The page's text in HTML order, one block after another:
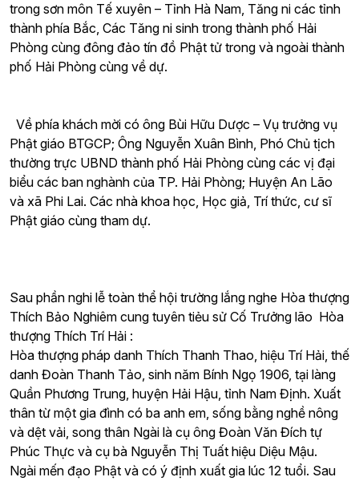
trong sơn môn Tế xuyên – Tỉnh Hà Nam, Tăng ni các tỉnh
thành phía Bắc, Các Tăng ni sinh trong thành phố Hải
Phòng cùng đông đảo tín đồ Phật tử trong và ngoài thành
phố Hải Phòng cùng về dự.
Về phía khách mời có ông Bùi Hữu Dược – Vụ trưởng vụ
Phật giáo BTGCP; Ông Nguyễn Xuân Bình, Phó Chủ tịch
thường trực UBND thành phố Hải Phòng cùng các vị đại
biểu các ban nghành của TP. Hải Phòng; Huyện An Lão
và xã Phi Lai. Các nhà khoa học, Học giả, Trí thức, cư sĩ
Phật giáo cùng tham dự.
Sau phần nghi lễ toàn thể hội trường lắng nghe Hòa thượng
Thích Bảo Nghiêm cung tuyên tiẻu sử Cố Trưởng lão Hòa
thượng Thích Trí Hải :
Hòa thượng pháp danh Thích Thanh Thao, hiệu Trí Hải, thế
danh Đoàn Thanh Tảo, sinh năm Bính Ngọ 1906, tại làng
Quần Phương Trung, huyện Hải Hậu, tỉnh Nam Định. Xuất
thân từ một gia đình có ba anh em, sống bằng nghề nông
và dệt vải, song thân Ngài là cụ ông Đoàn Văn Đích tự
Phúc Thực và cụ bà Nguyễn Thị Tuất hiệu Diệu Mậu.
Ngài mến đạo Phật và có ý định xuất gia lúc 12 tuổi. Sau